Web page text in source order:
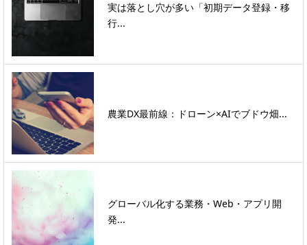
実は落とし穴が多い「初期データ登録・移
行...
農業DX最前線：ドローン×AIでブドウ畑...
グローバル化する業務・Web・アプリ開
発...